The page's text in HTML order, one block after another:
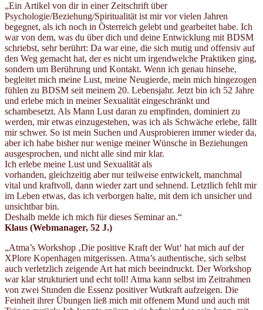
„Ein Artikel von dir in einer Zeitschrift über
Psychologie/Beziehung/Spiritualität ist mir vor vielen Jahren
begegnet, als ich noch in Österreich gelebt und gearbeitet habe. Ich
war von dem, was du über dich und deine Entwicklung mit BDSM
schriebst, sehr berührt: Da war eine, die sich mutig und offensiv auf
den Weg gemacht hat, der es nicht um irgendwelche Praktiken ging,
sondern um Berührung und Kontakt. Wenn ich genau hinsehe,
begleitet mich meine Lust, meine Neugierde, mein mich hingezogen
fühlen zu BDSM seit meinem 20. Lebensjahr. Jetzt bin ich 52 Jahre
und erlebe mich in meiner Sexualität eingeschränkt und
schambesetzt. Als Mann Lust daran zu empfinden, dominiert zu
werden, mir etwas einzugestehen, was ich als Schwäche erlebe, fällt
mir schwer. So ist mein Suchen und Ausprobieren immer wieder da,
aber ich habe bisher nur wenige meiner Wünsche in Beziehungen
ausgesprochen, und nicht alle sind mir klar.
Ich erlebe meine Lust und Sexualität als
vorhanden, gleichzeitig aber nur teilweise entwickelt, manchmal
vital und kraftvoll, dann wieder zart und sehnend. Letztlich fehlt mir
im Leben etwas, das ich verborgen halte, mit dem ich unsicher und
unsichtbar bin.
Deshalb melde ich mich für dieses Seminar an.“
Klaus (Webmanager, 52 J.)
„Atma’s Workshop ‚Die positive Kraft der Wut‘ hat mich auf der
XPlore Kopenhagen mitgerissen. Atma’s authentische, sich selbst
auch verletzlich zeigende Art hat mich beeindruckt. Der Workshop
war klar strukturiert und echt toll! Atma kann selbst im Zeitrahmen
von zwei Stunden die Essenz positiver Wutkraft aufzeigen. Die
Feinheit ihrer Übungen ließ mich mit offenem Mund und auch mit